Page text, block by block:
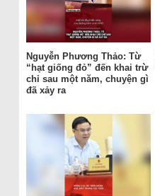
Nguyễn Phương Thảo: Từ
“hạt giống đỏ” đến khai trừ
chỉ sau một năm, chuyện gì
đã xảy ra